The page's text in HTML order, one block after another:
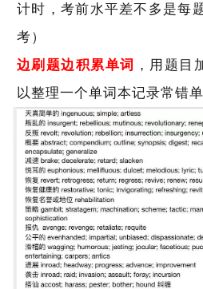
计时，考前水平差不多是每
考）
边刷题边积累单词
，用题目
以整理一个单词本记录常错